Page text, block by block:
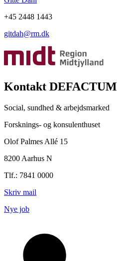
+45 2448 1443
gitdah@rm.dk
Kontakt DEFACTUM
Social, sundhed & arbejdsmarked
Forsknings- og konsulenthuset
Olof Palmes Allé 15
8200 Aarhus N
Tlf.: 7841 0000
Skriv mail
Nye job